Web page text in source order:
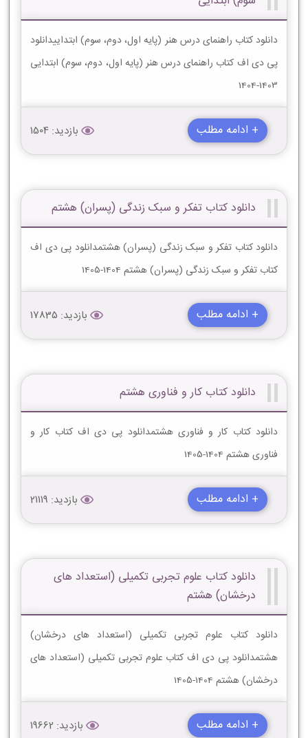
دانلود کتاب راهنمای درس هنر (پایه اول، دوم، سوم) ابتداییدانلود
پی دی اف کتاب راهنمای درس هنر (پایه اول، دوم، سوم) ابتدایی
1403-1404
+ ادامه مطلب بازدید: 1504
دانلود کتاب تفکر و سبک زندگی (پسران) هشتم
دانلود کتاب تفکر و سبک زندگی (پسران) هشتمدانلود پی دی اف
کتاب تفکر و سبک زندگی (پسران) هشتم 1404-1405
+ ادامه مطلب بازدید: 17835
دانلود کتاب کار و فناوری هشتم
دانلود کتاب کار و فناوری هشتمدانلود پی دی اف کتاب کار و
فناوری هشتم 1404-1405
+ ادامه مطلب بازدید: 21119
دانلود کتاب علوم تجربی تکمیلی (استعداد های
درخشان) هشتم
دانلود کتاب علوم تجربی تکمیلی (استعداد های درخشان)
هشتمدانلود پی دی اف کتاب علوم تجربی تکمیلی (استعداد های
درخشان) هشتم 1404-1405
+ ادامه مطلب بازدید: 19662